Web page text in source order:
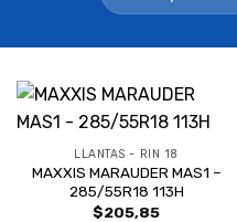
LLANTAS - RIN 18
MAXXIS MARAUDER MAS1 –
285/55R18 113H
$205,85